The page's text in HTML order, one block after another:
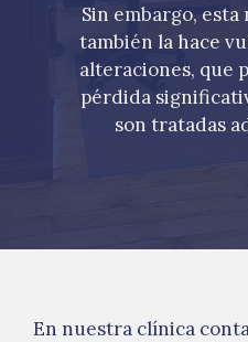
Sin embargo,
también la hace
alteraciones, que
pérdida
son tratadas
En nuestra clínica